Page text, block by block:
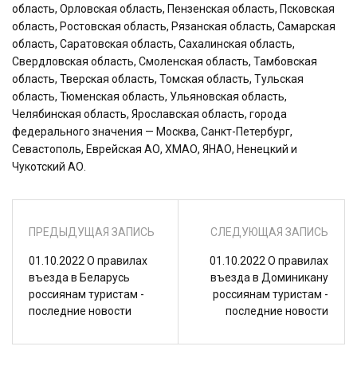
область, Орловская область, Пензенская область, Псковская
область, Ростовская область, Рязанская область, Самарская
область, Саратовская область, Сахалинская область,
Свердловская область, Смоленская область, Тамбовская
область, Тверская область, Томская область, Тульская
область, Тюменская область, Ульяновская область,
Челябинская область, Ярославская область, города
федерального значения — Москва, Санкт-Петербург,
Севастополь, Еврейская АО, ХМАО, ЯНАО, Ненецкий и
Чукотский АО.
ПРЕДЫДУЩАЯ ЗАПИСЬ
01.10.2022 О правилах
въезда в Беларусь
россиянам туристам -
последние новости
СЛЕДУЮЩАЯ ЗАПИСЬ
01.10.2022 О правилах
въезда в Доминикану
россиянам туристам -
последние новости